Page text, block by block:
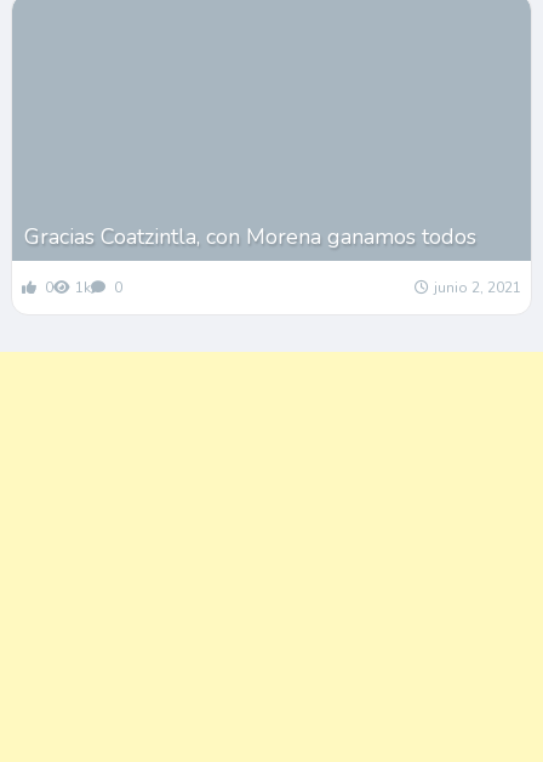
Gracias Coatzintla, con Morena ganamos todos
0 1k 0 junio 2, 2021